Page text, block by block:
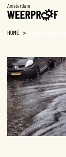
Weerproof
HOME >